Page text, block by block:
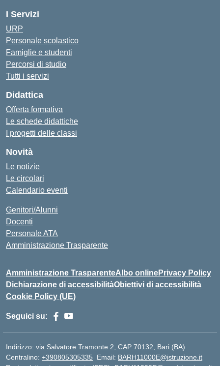
I Servizi
URP
Personale scolastico
Famiglie e studenti
Percorsi di studio
Tutti i servizi
Didattica
Offerta formativa
Le schede didattiche
I progetti delle classi
Novità
Le notizie
Le circolari
Calendario eventi
Genitori/Alunni
Docenti
Personale ATA
Amministrazione Trasparente
Amministrazione TrasparenteAlbo onlinePrivacy Policy
Dichiarazione di accessibilitàObiettivi di accessibilità
Cookie Policy (UE)
Seguici su:
Indirizzo: via Salvatore Tramonte 2, CAP 70132, Bari (BA)
Centralino: +390805305335 Email: BARH11000E@istruzione.it